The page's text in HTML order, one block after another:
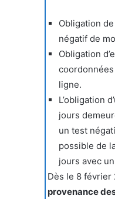
Obligation
négatif de
Obligation
ligne.
L’obligation
jours
un test
possible de
jours avec
Dès le 8 février
provenance